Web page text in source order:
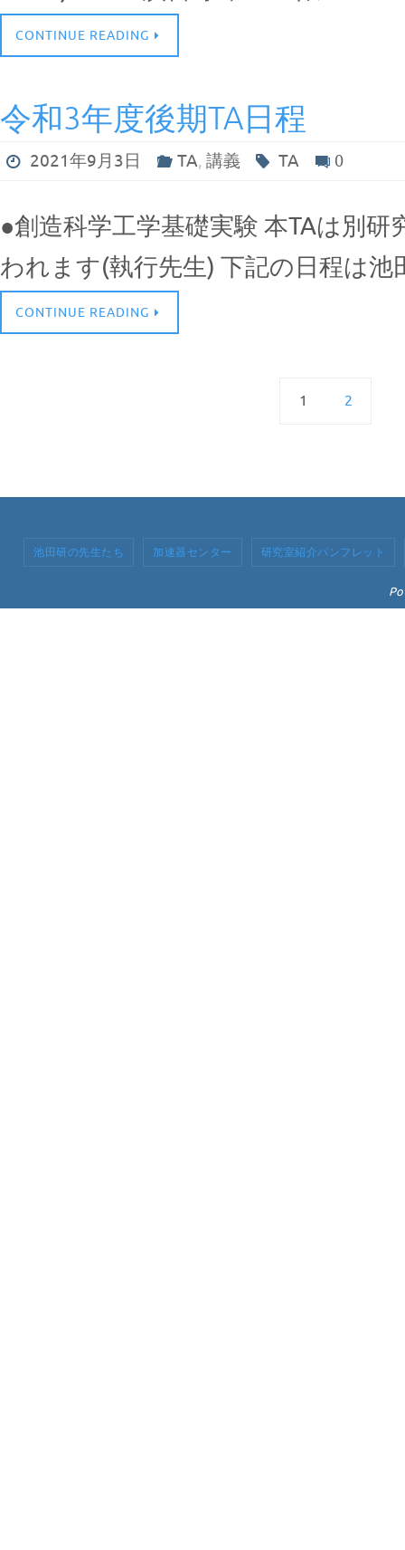
CONTINUE READING
令和3年度後期TA日程
2021年9月3日 TA, 講義 TA 0
●創造科学工学基礎実験 本TAは別
われます(執行先生) 下記の日程は
CONTINUE READING
1 2
池田研の先生たち 加速器センター 研究室紹介パンフレット